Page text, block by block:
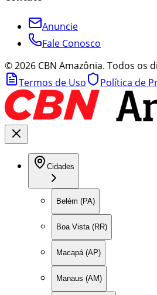
Anuncie
Fale Conosco
©2026 CBN Amazônia. Todos os
Termos de Uso
Política de
Cidades
Belém (PA)
Boa Vista (RR)
Macapá (AP)
Manaus (AM)